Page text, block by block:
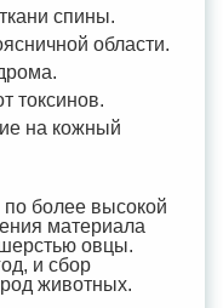
спины.
области.
токсинов.
на кожный
по более высокой
материала
овцы.
и сбор
животных.